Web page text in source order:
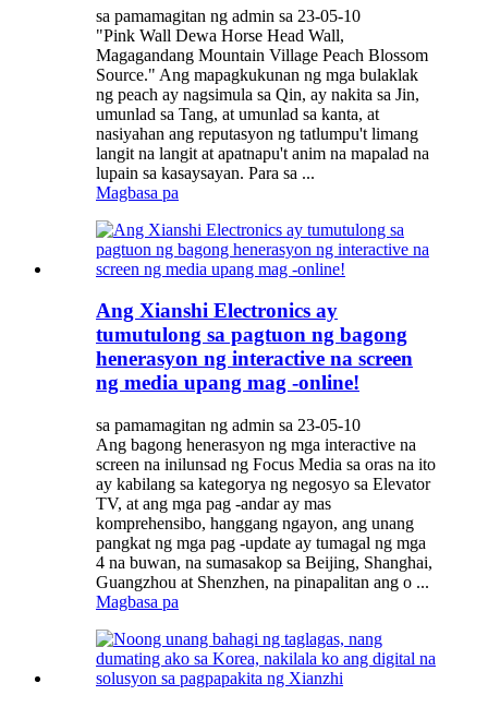
sa pamamagitan ng admin sa 23-05-10
"Pink Wall Dewa Horse Head Wall,
Magagandang Mountain Village Peach Blossom
Source." Ang mapagkukunan ng mga bulaklak
ng peach ay nagsimula sa Qin, ay nakita sa Jin,
umunlad sa Tang, at umunlad sa kanta, at
nasiyahan ang reputasyon ng tatlumpu't limang
langit na langit at apatnapu't anim na mapalad na
lupain sa kasaysayan. Para sa ...
Magbasa pa
Ang Xianshi Electronics ay
tumutulong sa pagtuon ng bagong
henerasyon ng interactive na screen
ng media upang mag -online!
sa pamamagitan ng admin sa 23-05-10
Ang bagong henerasyon ng mga interactive na
screen na inilunsad ng Focus Media sa oras na ito
ay kabilang sa kategorya ng negosyo sa Elevator
TV, at ang mga pag -andar ay mas
komprehensibo, hanggang ngayon, ang unang
pangkat ng mga pag -update ay tumagal ng mga
4 na buwan, na sumasakop sa Beijing, Shanghai,
Guangzhou at Shenzhen, na pinapalitan ang o ...
Magbasa pa